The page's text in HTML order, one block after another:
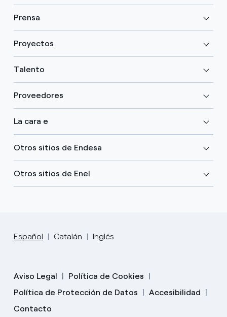
Prensa
Proyectos
Talento
Proveedores
La cara e
Otros sitios de Endesa
Otros sitios de Enel
Español Catalán Inglés
Aviso Legal
Política de Cookies
Política de Protección de Datos
Accesibilidad
Contacto